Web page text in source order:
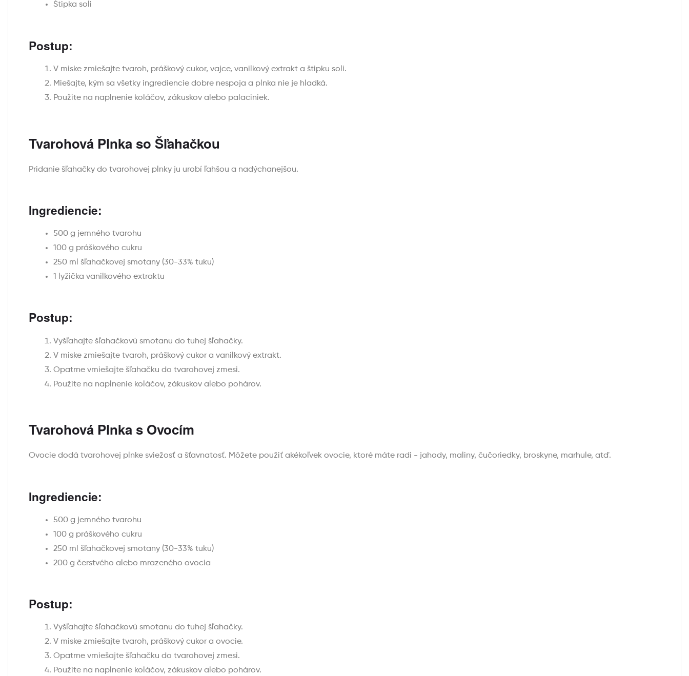
Štipka soli
Postup:
V miske zmiešajte tvaroh, práškový cukor, vajce, vanilkový extrakt a štipku soli.
Miešajte, kým sa všetky ingrediencie dobre nespoja a plnka nie je hladká.
Použite na naplnenie koláčov, zákuskov alebo palaciniek.
Tvarohová Plnka so Šľahačkou
Pridanie šľahačky do tvarohovej plnky ju urobí ľahšou a nadýchanejšou.
Ingrediencie:
500 g jemného tvarohu
100 g práškového cukru
250 ml šľahačkovej smotany (30-33% tuku)
1 lyžička vanilkového extraktu
Postup:
Vyšľahajte šľahačkovú smotanu do tuhej šľahačky.
V miske zmiešajte tvaroh, práškový cukor a vanilkový extrakt.
Opatrne vmiešajte šľahačku do tvarohovej zmesi.
Použite na naplnenie koláčov, zákuskov alebo pohárov.
Tvarohová Plnka s Ovocím
Ovocie dodá tvarohovej plnke sviežosť a šťavnatosť. Môžete použiť akékoľvek ovocie, ktoré máte radi - jahody, maliny, čučoriedky, broskyne, marhule, atď.
Ingrediencie:
500 g jemného tvarohu
100 g práškového cukru
250 ml šľahačkovej smotany (30-33% tuku)
200 g čerstvého alebo mrazeného ovocia
Postup:
Vyšľahajte šľahačkovú smotanu do tuhej šľahačky.
V miske zmiešajte tvaroh, práškový cukor a ovocie.
Opatrne vmiešajte šľahačku do tvarohovej zmesi.
Použite na naplnenie koláčov, zákuskov alebo pohárov.